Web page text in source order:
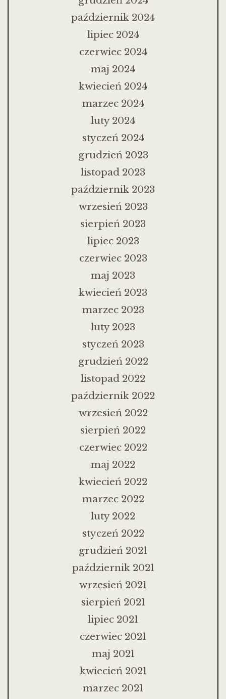
październik 2024
lipiec 2024
czerwiec 2024
maj 2024
kwiecień 2024
marzec 2024
luty 2024
styczeń 2024
grudzień 2023
listopad 2023
październik 2023
wrzesień 2023
sierpień 2023
lipiec 2023
czerwiec 2023
maj 2023
kwiecień 2023
marzec 2023
luty 2023
styczeń 2023
grudzień 2022
listopad 2022
październik 2022
wrzesień 2022
sierpień 2022
czerwiec 2022
maj 2022
kwiecień 2022
marzec 2022
luty 2022
styczeń 2022
grudzień 2021
październik 2021
wrzesień 2021
sierpień 2021
lipiec 2021
czerwiec 2021
maj 2021
kwiecień 2021
marzec 2021